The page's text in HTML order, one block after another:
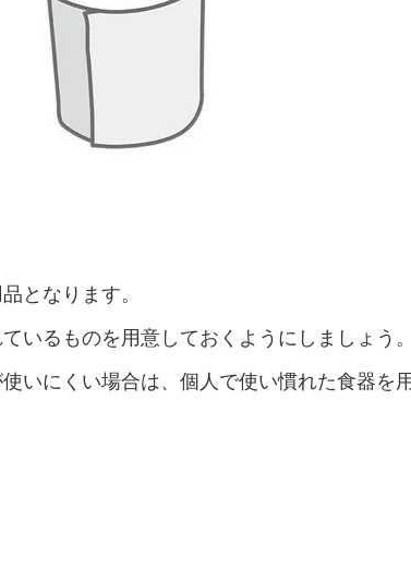
となります。
いるものを用意しておくようにしましょう。
いにくい場合は、個人で使い慣れた食器を